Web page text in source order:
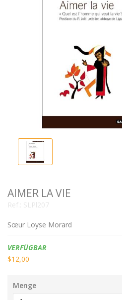
AIMER LA VIE
Ref.: SLPl207
Sœur Loyse Morard
Verfügbarkeit:
VERFÜGBAR
$12,00
Menge